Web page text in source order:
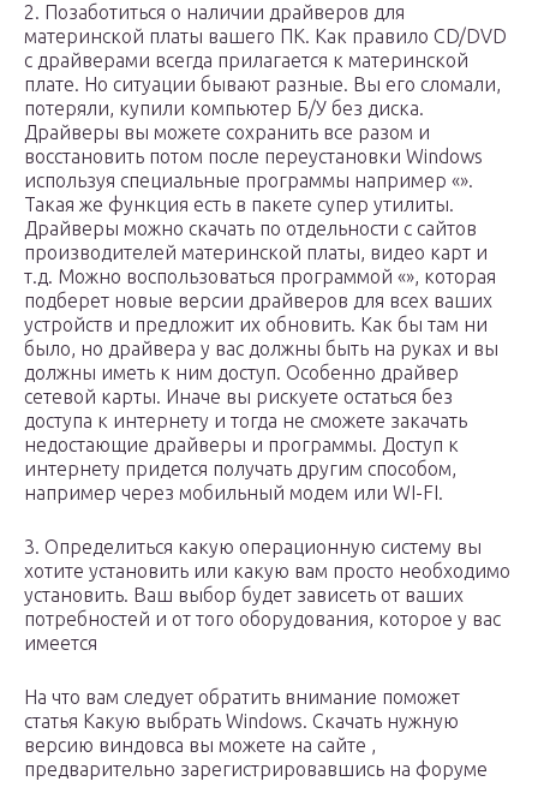
2. Позаботиться о наличии драйверов для
материнской платы вашего ПК. Как правило CD/DVD
с драйверами всегда прилагается к материнской
плате. Но ситуации бывают разные. Вы его сломали,
потеряли, купили компьютер Б/У без диска.
Драйверы вы можете сохранить все разом и
восстановить потом после переустановки Windows
используя специальные программы например «».
Такая же функция есть в пакете супер утилиты.
Драйверы можно скачать по отдельности с сайтов
производителей материнской платы, видео карт и
т.д. Можно воспользоваться программой «», которая
подберет новые версии драйверов для всех ваших
устройств и предложит их обновить. Как бы там ни
было, но драйвера у вас должны быть на руках и вы
должны иметь к ним доступ. Особенно драйвер
сетевой карты. Иначе вы рискуете остаться без
доступа к интернету и тогда не сможете закачать
недостающие драйверы и программы. Доступ к
интернету придется получать другим способом,
например через мобильный модем или WI-FI.
3. Определиться какую операционную систему вы
хотите установить или какую вам просто необходимо
установить. Ваш выбор будет зависеть от ваших
потребностей и от того оборудования, которое у вас
имеется
На что вам следует обратить внимание поможет
статья Какую выбрать Windows. Скачать нужную
версию виндовса вы можете на сайте ,
предварительно зарегистрировавшись на форуме